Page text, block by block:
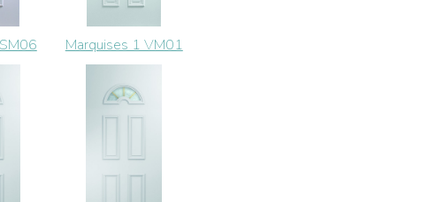
Marquises 1 VM01